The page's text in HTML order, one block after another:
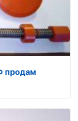
продам